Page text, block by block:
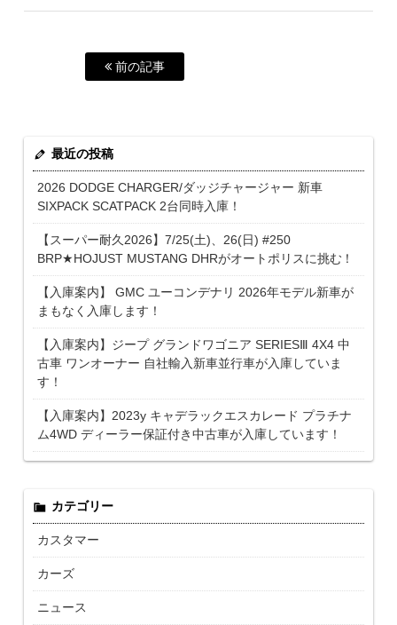
前の記事
最近の投稿
2026 DODGE CHARGER/ダッジチャージャー 新車
SIXPACK SCATPACK 2台同時入庫！
【スーパー耐久2026】7/25(土)、26(日) #250
BRP★HOJUST MUSTANG DHRがオートポリスに挑む！
【入庫案内】 GMC ユーコンデナリ 2026年モデル新車が
まもなく入庫します！
【入庫案内】ジープ グランドワゴニア SERIESⅢ 4X4 中
古車 ワンオーナー 自社輸入新車並行車が入庫していま
す！
【入庫案内】2023y キャデラックエスカレード プラチナ
ム4WD ディーラー保証付き中古車が入庫しています！
カテゴリー
カスタマー
カーズ
ニュース